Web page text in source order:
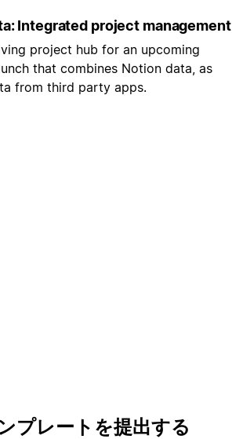
Integrated project management
project hub for an upcoming
that combines Notion data, as
from third party apps.
プレートを提出する